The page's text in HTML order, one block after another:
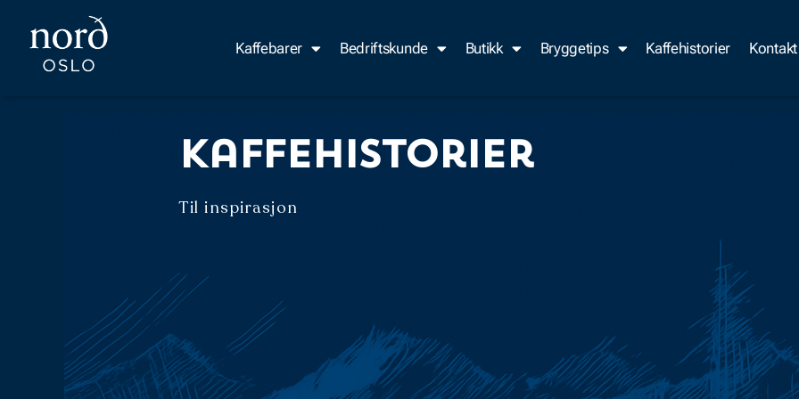
Kaffebarer Bedriftskunde Butikk Bryggetips Kaffehistorier
Kaffehistorier
Til inspirasjon